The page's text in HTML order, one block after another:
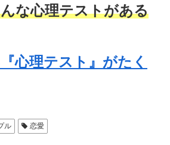
な心理テストがある
心理テスト』がたく
ル 恋愛